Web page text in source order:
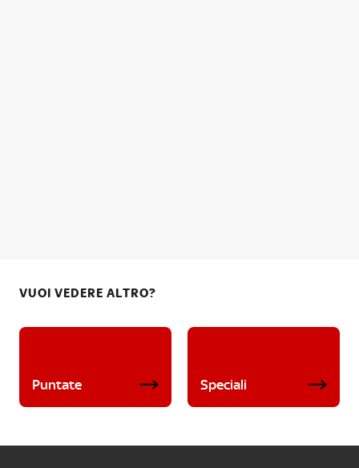
VUOI VEDERE ALTRO?
Puntate Speciali